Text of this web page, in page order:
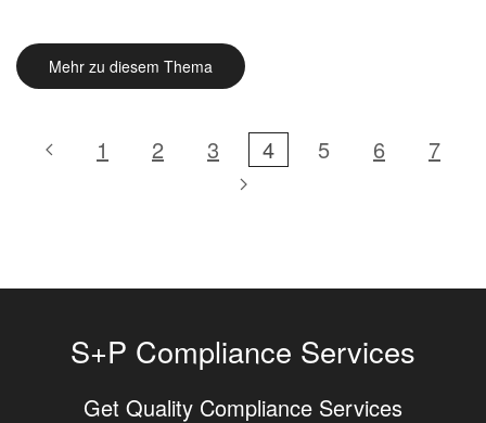
Mehr zu diesem Thema
1 2 3 4 5 6 7
S+P Compliance Services
Get Quality Compliance Services